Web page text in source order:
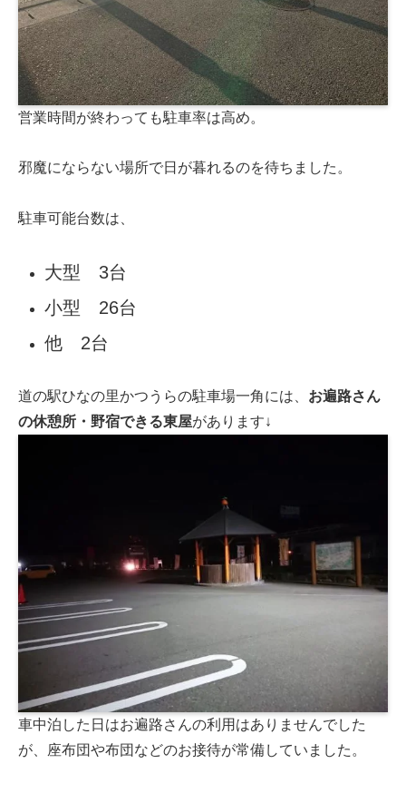
営業時間が終わっても駐車率は高め。
邪魔にならない場所で日が暮れるのを待ちました。
駐車可能台数は、
大型 3台
小型 26台
他 2台
道の駅ひなの里かつうらの駐車場一角には、 お遍路さん
の休憩所・野宿できる東屋があります↓
車中泊した日はお遍路さんの利用はありませんでした
が、座布団や布団などのお接待が常備していました。